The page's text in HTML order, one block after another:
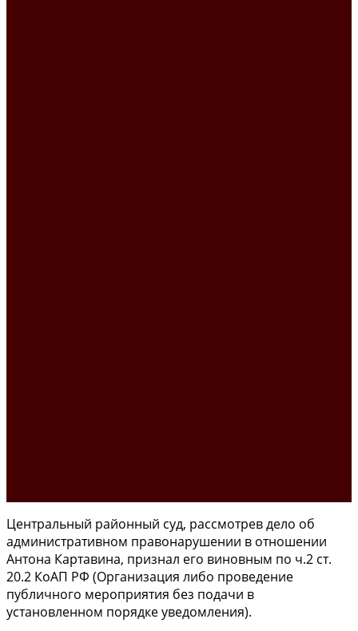
Центральный районный суд, рассмотрев дело об
административном правонарушении в отношении
Антона Картавина, признал его виновным по ч.2 ст.
20.2 КоАП РФ (Организация либо проведение
публичного мероприятия без подачи в
установленном порядке уведомления).